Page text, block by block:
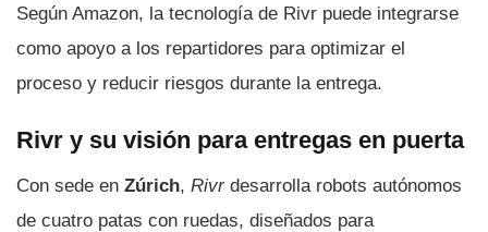
Según Amazon, la tecnología de Rivr puede integrarse
como apoyo a los repartidores para optimizar el
proceso y reducir riesgos durante la entrega.
Rivr y su visión para entregas en puerta
Con sede en Zúrich, Rivrdesarrolla robots autónomos
de cuatro patas con ruedas, diseñados para